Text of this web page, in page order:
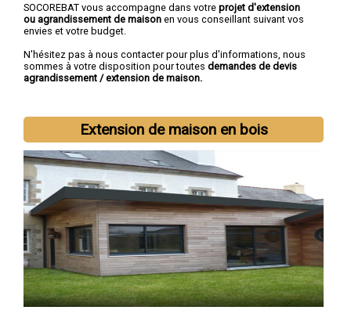
SOCOREBAT vous accompagne dans votre projet d'extension
ou agrandissement de maison en vous conseillant suivant vos
envies et votre budget.
N'hésitez pas à nous contacter pour plus d'informations, nous
sommes à votre disposition pour toutes demandes de devis
agrandissement / extension de maison.
Extension de maison en bois